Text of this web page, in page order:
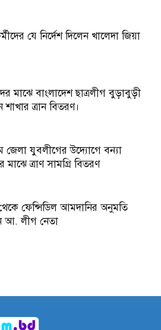
যে নির্দেশ দিলেন খালেদা জিয়া
মাঝে বাংলাদেশ ছাত্রলীগ বুড়াবুড়ী
ত্রান বিতরণ।
জেলা যুবলীগের উদ্যোগে বন্যা
মাঝে ত্রাণ সামগ্রি বিতরণ
ফেন্সিডিল আমদানির অনুমতি
আ. লীগ নেতা